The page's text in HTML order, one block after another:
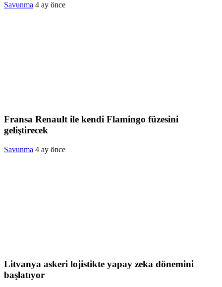
Savunma 4 ay önce
Fransa Renault ile kendi Flamingo füzesini
geliştirecek
Savunma 4 ay önce
Litvanya askeri lojistikte yapay zeka dönemini
başlatıyor